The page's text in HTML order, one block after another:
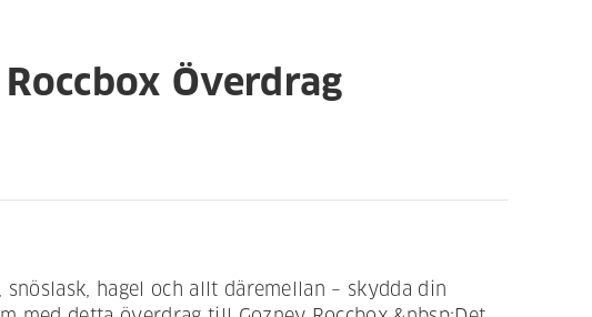
Överdrag
snöslask, hagel och allt däremellan – skydda din